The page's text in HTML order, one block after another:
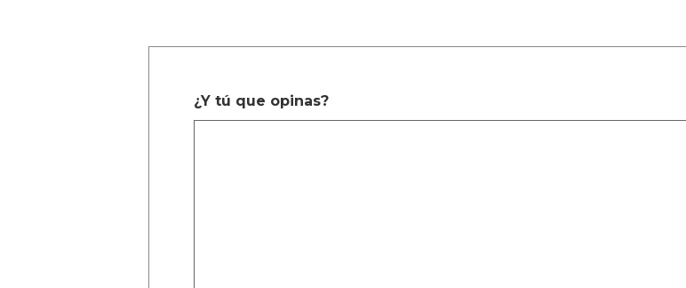
¿Y tú que opinas?